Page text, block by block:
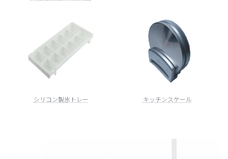
シリコン製氷トレー キッチンスケール